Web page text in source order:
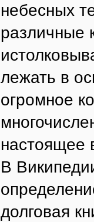
небесных
различные
лежать в
огромное
настоящее
В
долговая